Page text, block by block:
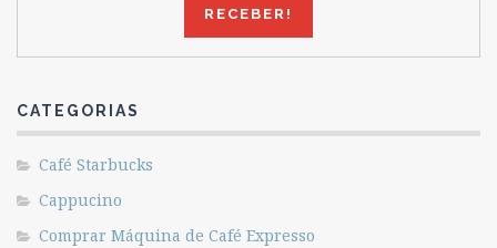
CATEGORIAS
Café Starbucks
Cappucino
Comprar Máquina de Café Expresso